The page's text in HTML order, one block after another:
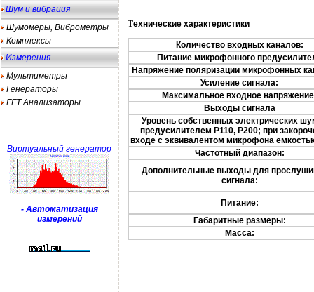
Шум и вибрация
Шумомеры, Виброметры
Комплексы
Измерения
Мультиметры
Генераторы
FFT Анализаторы
Виртуальный генератор
- Автоматизация
измерений
Технические характеристики
Количество входных каналов:
Питание микрофонного
Напряжение поляризации микрофонных
Усиление сигнала:
Максимальное входное
Выходы сигнала
Уровень собственных электрических
предусилителем Р110, Р200; при
входе с эквивалентом микрофона
Частотный диапазон:
Дополнительные выходы для
сигнала:
Питание:
Габаритные размеры:
Масса: